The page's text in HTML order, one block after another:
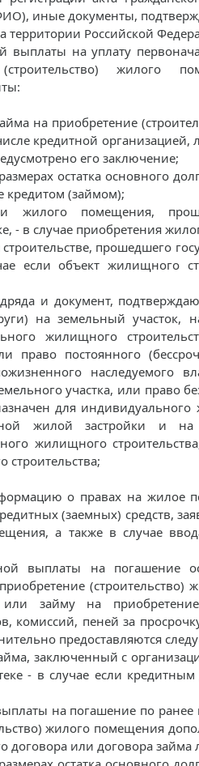
иные документы,
территории Российской
на уплату
жилого
на приобретение
кредитной организацией,
его заключение;
остатка основного
кредитом (займом);
жилого помещения,
- в случае приобретения
прошедшего
если объект жилищного
и документ,
на земельный участок,
жилищного
право постоянного
наследуемого
участка, или право
для индивидуального
жилой застройки и на
жилищного
о правах на жилое
(заемных) средств,
а также в случае
выплаты на погашение
займу на
пеней за
предоставляются
заключенный с
- в случае если
на погашение по ранее
жилого помещения
договора или договора займа